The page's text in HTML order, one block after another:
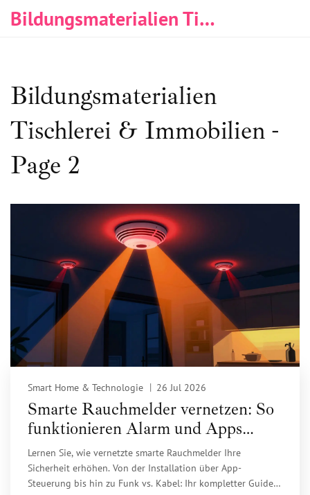
Bildungsmaterialien Tischlerei & Immobilien
Bildungsmaterialien
Tischlerei & Immobilien -
Page 2
Smart Home & Technologie 26 Jul 2026
Smarte Rauchmelder vernetzen: So
funktionieren Alarm und Apps
richtig
Lernen Sie, wie vernetzte smarte Rauchmelder Ihre
Sicherheit erhöhen. Von der Installation über App-
Steuerung bis hin zu Funk vs. Kabel: Ihr kompletter Guide